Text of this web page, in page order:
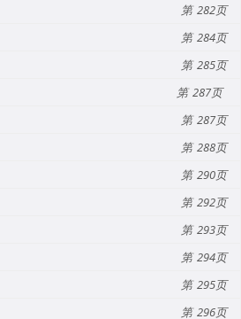
282
284
285
287
287
288
290
292
293
294
295
296